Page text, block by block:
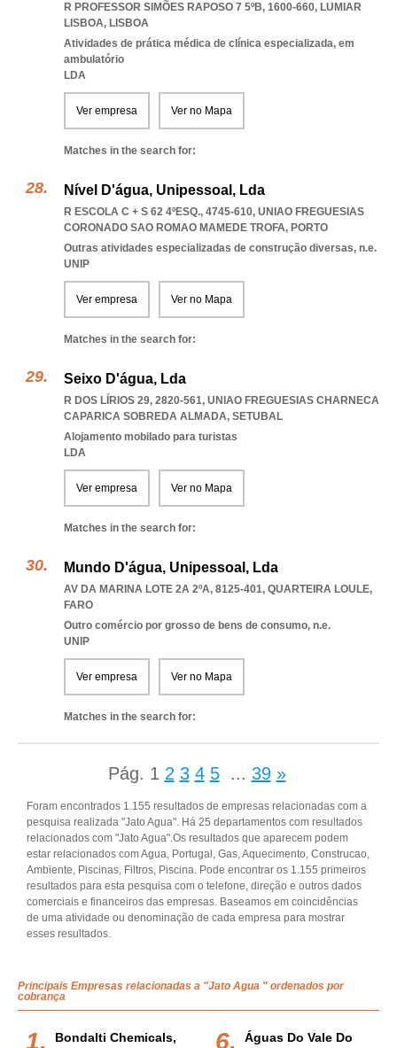
R PROFESSOR SIMÕES RAPOSO 7 5ºB, 1600-660, LUMIAR
LISBOA, LISBOA
Atividades de prática médica de clínica especializada, em
ambulatório
LDA
Ver empresa Ver no Mapa
Matches in the search for:
Nível D'água, Unipessoal, Lda
R ESCOLA C + S 62 4ºESQ., 4745-610, UNIAO FREGUESIAS
CORONADO SAO ROMAO MAMEDE TROFA, PORTO
Outras atividades especializadas de construção diversas, n.e.
UNIP
Ver empresa Ver no Mapa
Matches in the search for:
Seixo D'água, Lda
R DOS LÍRIOS 29, 2820-561, UNIAO FREGUESIAS CHARNECA
CAPARICA SOBREDA ALMADA, SETUBAL
Alojamento mobilado para turistas
LDA
Ver empresa Ver no Mapa
Matches in the search for:
Mundo D'água, Unipessoal, Lda
AV DA MARINA LOTE 2A 2ºA, 8125-401, QUARTEIRA LOULE,
FARO
Outro comércio por grosso de bens de consumo, n.e.
UNIP
Ver empresa Ver no Mapa
Matches in the search for:
Pág. 1 2 3 4 5 ... 39 »
Foram encontrados 1.155 resultados de empresas relacionadas com a
pesquisa realizada "Jato Agua". Há 25 departamentos com resultados
relacionados com "Jato Agua".Os resultados que aparecem podem
estar relacionados com Agua, Portugal, Gas, Aquecimento, Construcao,
Ambiente, Piscinas, Filtros, Piscina. Pode encontrar os 1.155 primeiros
resultados para esta pesquisa com o telefone, direção e outros dados
comerciais e financeiros das empresas. Baseamos em coincidências
de uma atividade ou denominação de cada empresa para mostrar
esses resultados.
Principais Empresas relacionadas a "Jato Agua " ordenados por
cobrança
Bondalti Chemicals,
Águas Do Vale Do